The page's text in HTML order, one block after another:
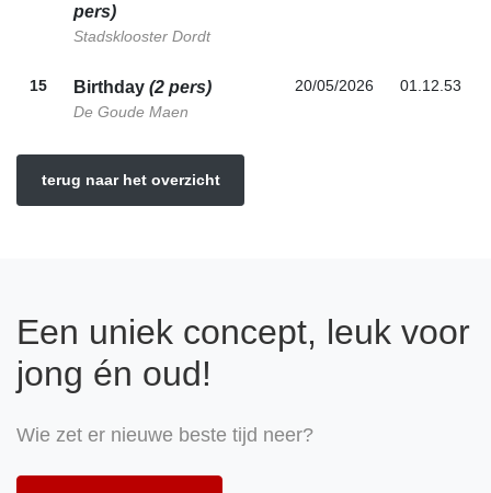
pers)
Stadsklooster Dordt
15 Birthday (2 pers)
De Goude Maen
20/05/2026 01.12.53
terug naar het overzicht
Een uniek concept, leuk voor
jong én oud!
Wie zet er nieuwe beste tijd neer?